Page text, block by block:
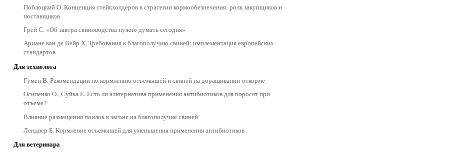
Поблоцкий О. Концепция стейкхолдеров в стратегии кормообезпечения: роль закупщиков и
поставщиков
Грей С. «Об завтра свиноводства нужно думать сегодня»
Ариане ван де Вейр Х. Требования к благополучию свиней: имплементация европейских
стандартов
Для технолога
Гумен В. Рекомендации по кормлению отъемышей и свиней на доращивании-откорме
Осипенко О., Суйка Е. Есть ли альтернатива применения антибиотиков для поросят при
отъеме?
Влияние размещения поилок в загоне на благополучие свиней
Лендвер Б. Кормление отъемышей для уменьшения применения антибиотиков
Для ветеринара